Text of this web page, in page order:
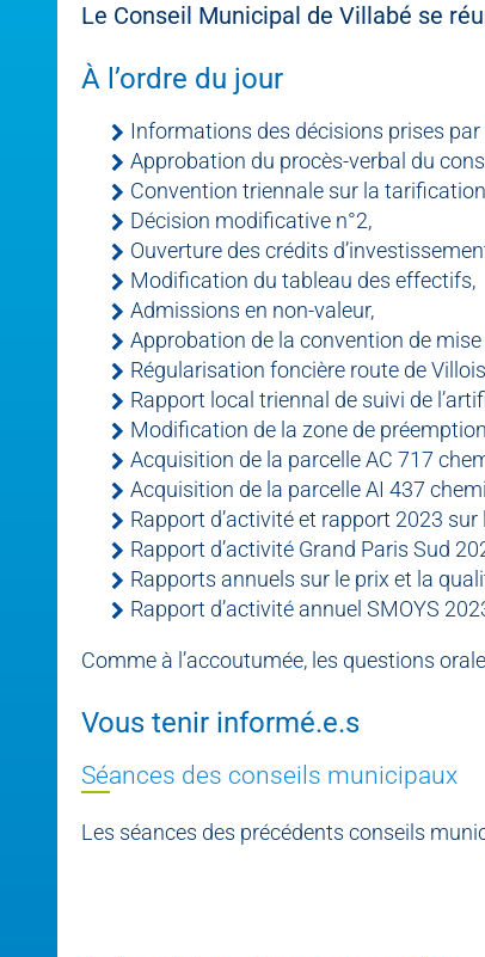
Le Conseil Municipal de Villabé se
À l’ordre du jour
Informations des décisions prises par
Approbation du procès-verbal du
Convention triennale sur la
Décision modificative n°2,
Ouverture des crédits
Modification du tableau des effectifs,
Admissions en non-valeur,
Approbation de la convention de
Régularisation foncière route de
Rapport local triennal de suivi de
Modification de la zone de
Acquisition de la parcelle AC 717
Acquisition de la parcelle AI 437
Rapport d’activité et rapport 2023
Rapport d’activité Grand Paris Sud
Rapports annuels sur le prix et la
Rapport d’activité annuel SMOYS
Comme à l’accoutumée, les questions
Vous tenir informé.e.s
Séances des conseils municipaux
Les séances des précédents conseils